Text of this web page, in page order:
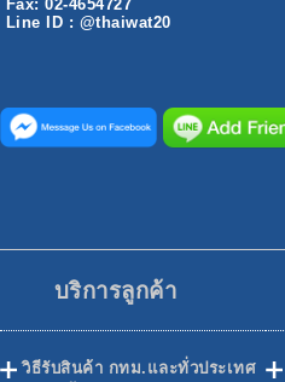
Fax: 02-4654727
Line ID : @thaiwat20
บริการลูกค้า
วิธีรับสินค้า กทม.และทั่วประเทศ